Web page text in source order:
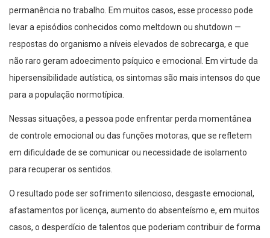
permanência no trabalho. Em muitos casos, esse processo pode
levar a episódios conhecidos como meltdown ou shutdown —
respostas do organismo a níveis elevados de sobrecarga, e que
não raro geram adoecimento psíquico e emocional. Em virtude da
hipersensibilidade autística, os sintomas são mais intensos do que
para a população normotípica.
Nessas situações, a pessoa pode enfrentar perda momentânea
de controle emocional ou das funções motoras, que se refletem
em dificuldade de se comunicar ou necessidade de isolamento
para recuperar os sentidos.
O resultado pode ser sofrimento silencioso, desgaste emocional,
afastamentos por licença, aumento do absenteísmo e, em muitos
casos, o desperdício de talentos que poderiam contribuir de forma